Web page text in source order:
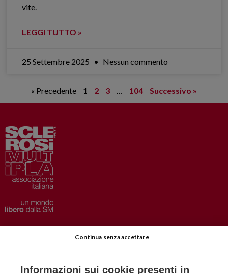
vite.
LEGGI TUTTO »
25 Settembre 2025 Nessun commento
« Precedente 1 2 3 104 Successivo »
Privacy–Disclaimer
Informazioni sui cookie presenti in
Continua senza accettare